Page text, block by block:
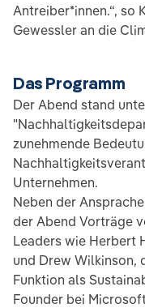
Antreiber*innen.“, so
Gewessler an die
Das Programm
Der Abend stand
zunehmende
Unternehmen.
Neben der
der Abend Vorträge
Leaders wie Herbert
und Drew Wilkinson,
Funktion als
Founder bei